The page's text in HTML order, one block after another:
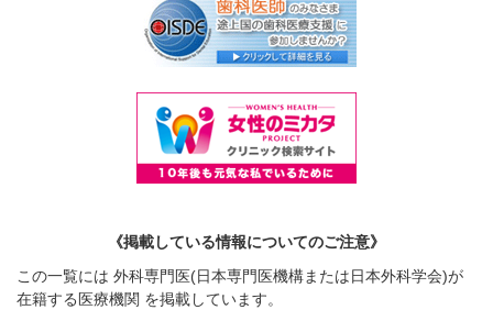
《掲載している情報についてのご注意》
この一覧には 外科専門医(日本専門医機構または日本外科学会)が
在籍する医療機関 を掲載しています。